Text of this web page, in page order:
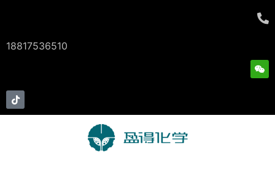
18817536510
W
e
i
T
i
k